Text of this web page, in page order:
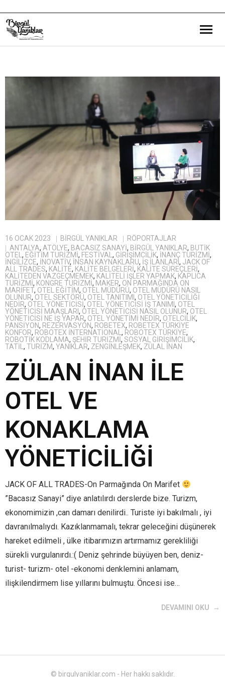
Gezi ve Kültür Yazılarım
Röportajlarım
Destek Olduğum Projeler
16 OCAK 2023 BIRGÜL YANIKLAR
RÖPORTAJLAR
ANTALYA, ATÖLYE, BACASIZ SANAYI, BİRGÜL YANIKLAR, BUTIK
OTEL, EĞITIM TURIZMI, FESTIVAL, GIRIŞIMCILIK, INANÇ TURIZMI,
INGILIZCE, INOVATIV, INSAN KAYNAKLARU, IŞ ILANLARI , JACK OF
ALL TRADES, KALITE, KALITE BELGELERI, KALITE SÜREÇLERI,
KALITEDEN VAZGEÇMEMEK, KALITELI IŞLER YAPMAK, KAPLICA
TURIZMI, KONGRE TURIZMI, MAKER, ON PARMAĞINDA ON
MARIFET, OTEL EĞITIM, OTEL MÜDÜRÜ, OTEL MÜDÜRÜ NASIL
OLUNUR, OTEL SEKTÖRÜ, OTEL TANITIMI , OTEL YÖNETICILIĞI
NEDIR, OTEL YÖNETICISI, OTEL YÖNETICISI IŞ TANIMI , OTEL
YÖNETICISI MAAŞLARI , OTEL YÖNETICISI NASIL OLUNUR, OTEL
YÖNETICISI NE IŞ YAPAR, OTEL YÖNETIMI NEDIR, OTELCILIK,
PANSIYON, REZERVASYON, ROBETEX, ROBETEX TÜRKIYE
KONFOR, ROBOTEX İNTERNATIONAL, ROBOTEX TÜRKIYE,
ROBOTIK KODLAMA, ŞEHIR TURIZMI, SOSYAL GIRIŞIMCILIK,
TATIL, TURIZM, YANIKLAR, ZENGİNLEŞMEK, ZÜLAL İNAN
ZÜLAN İNAN İLE
OTEL VE
KONAKLAMA
YÖNETİCİLİĞİ
JACK OF ALL TRADES-On Parmağında On Marifet
”Bacasız Sanayi” diye anlatılırdı derslerde bize. Turizm,
ekonomimizin ,can damarı denilirdi.. Turiste iyi bakılmalı , iyi
davranılmalıydı. Kazıklanmamalı, tekrar geleceğini düşünerek
hareket edilmeli , ülke itibarımızın artırmamız gerekliliği
sürekli vurgulanırdı.:( Deniz şehrinde büyüyen ben, deniz-
turist- turizm- otel -ekonomi denklemini anlamam,
ilişkilendirmem lise yıllarını bulmuştu. Öncesi ise…
DEVAMINI OKU
© birgulyaniklar.com - Her hakkı saklıdır.